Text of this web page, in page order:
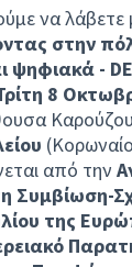
να λάβετε
στην
ψηφιακά -
8
από την
Συμβίωση-
της